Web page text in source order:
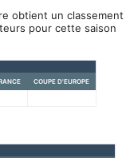
obtient un classement
pour cette saison
COUPE D'EUROPE